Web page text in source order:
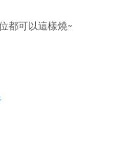
都可以這樣燒~